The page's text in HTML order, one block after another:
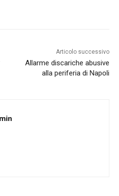
Articolo successivo
Allarme discariche abusive
alla periferia di Napoli